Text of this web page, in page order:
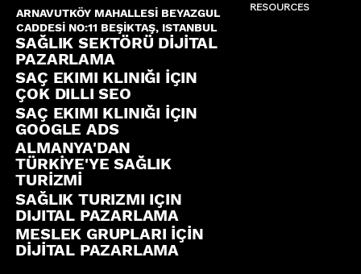
ARNAVUTKÖY MAHALLESİ BEYAZGUL
CADDESİ NO:11 BEŞİKTAŞ, ISTANBUL
SAĞLIK SEKTÖRÜ DİJİTAL
PAZARLAMA
SAÇ EKIMI KLINIĞI İÇIN
ÇOK DILLI SEO
SAÇ EKIMI KLINIĞI İÇIN
GOOGLE ADS
ALMANYA'DAN
TÜRKİYE'YE SAĞLIK
TURİZMİ
SAĞLIK TURIZMI IÇIN
DIJITAL PAZARLAMA
MESLEK GRUPLARI İÇİN
DİJİTAL PAZARLAMA
RESOURCES